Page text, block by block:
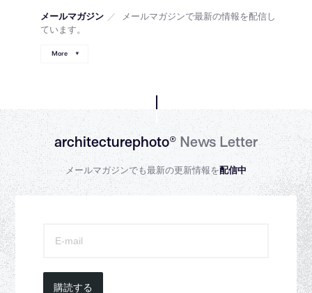
メールマガジン ／
メールマガジンで最新の情報を配信し
ています。
More
architecturephoto®News Letter
メールマガジンでも最新の更新情報を配信中
購読する